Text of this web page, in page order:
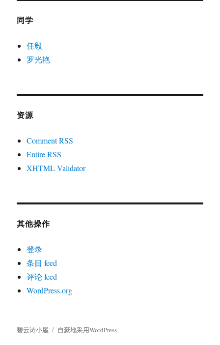
同学
任毅
罗光艳
资源
Comment RSS
Entire RSS
XHTML Validator
其他操作
登录
条目 feed
评论 feed
WordPress.org
碧云涛小屋 自豪地采用WordPress